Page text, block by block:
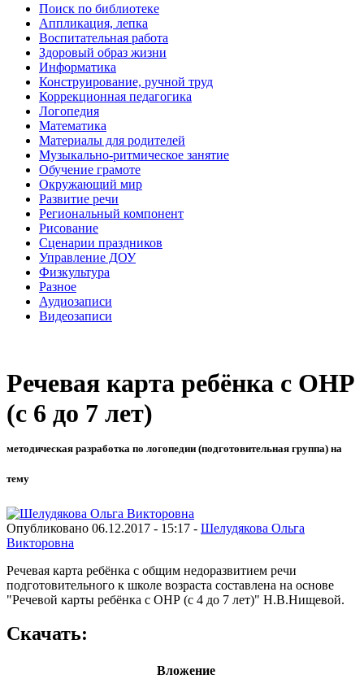
Поиск по библиотеке
Аппликация, лепка
Воспитательная работа
Здоровый образ жизни
Информатика
Конструирование, ручной труд
Коррекционная педагогика
Логопедия
Математика
Материалы для родителей
Музыкально-ритмическое занятие
Обучение грамоте
Окружающий мир
Развитие речи
Региональный компонент
Рисование
Сценарии праздников
Управление ДОУ
Физкультура
Разное
Аудиозаписи
Видеозаписи
Речевая карта ребёнка с ОНР
(с 6 до 7 лет)
методическая разработка по логопедии (подготовительная группа) на
тему
Опубликовано 06.12.2017 - 15:17 - Шелудякова Ольга
Викторовна
Речевая карта ребёнка с общим недоразвитием речи
подготовительного к школе возраста составлена на основе
"Речевой карты ребёнка с ОНР (с 4 до 7 лет)" Н.В.Нищевой.
Скачать:
Вложение